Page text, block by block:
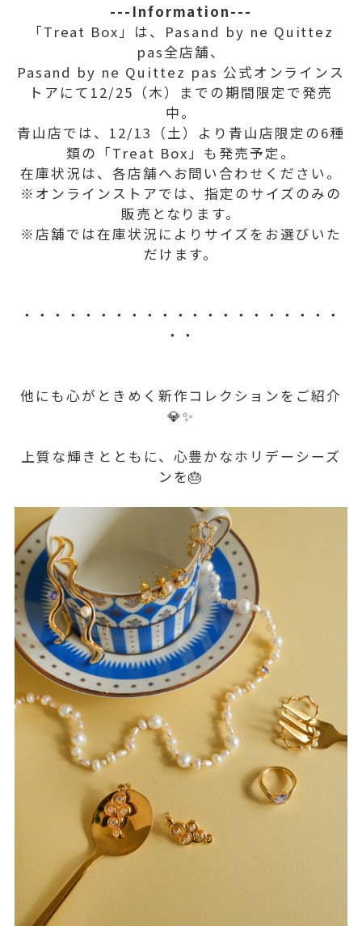
---Information---
「Treat Box」は、Pasand by ne Quittez
pas全店舗、
Pasand by ne Quittez pas 公式オンラインス
トアにて12/25（木）までの期間限定で発売
中。
青山店では、12/13（土）より青山店限定の6種
類の「Treat Box」も発売予定。
在庫状況は、各店舗へお問い合わせください。
※オンラインストアでは、指定のサイズのみの
販売となります。
※店舗では在庫状況によりサイズをお選びいた
だけます。
・・・・・・・・・・・・・・・・・・・・・
・・
他にも心がときめく新作コレクションをご紹介
💎✨
上質な輝きとともに、心豊かなホリデーシーズ
ンを🎂